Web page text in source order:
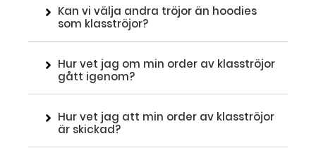
Kan vi välja andra tröjor än hoodies
som klasströjor?
Hur vet jag om min order av klasströjor
gått igenom?
Hur vet jag att min order av klasströjor
är skickad?